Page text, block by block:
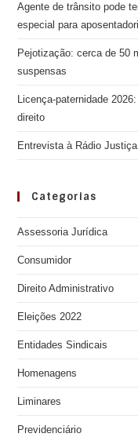
Agente de trânsito pode
especial para
Pejotização: cerca de 50
suspensas
Licença-paternidade
direito
Entrevista à Rádio
Categorias
Assessoria Jurídica
Consumidor
Direito Administrativo
Eleições 2022
Entidades Sindicais
Homenagens
Liminares
Previdenciário